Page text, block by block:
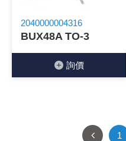
2040000004316
BUX48A TO-3
詢價
1